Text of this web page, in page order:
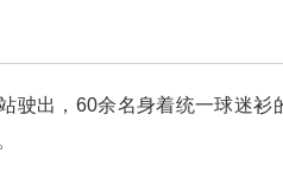
驶出，60余名身着统一球迷衫